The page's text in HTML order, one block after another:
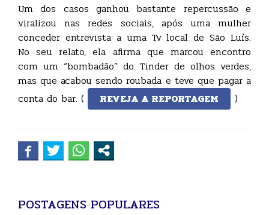
Um dos casos ganhou bastante repercussão e
viralizou nas redes sociais, após uma mulher
conceder entrevista a uma Tv local de São Luís.
No seu relato, ela afirma que marcou encontro
com um “bombadão” do Tinder de olhos verdes,
mas que acabou sendo roubada e teve que pagar a
conta do bar. (
REVEJA A REPORTAGEM )
POSTAGENS POPULARES